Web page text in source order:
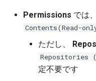
Permissions では、
Contents(Read-
ただし、
Repositories
定不要です